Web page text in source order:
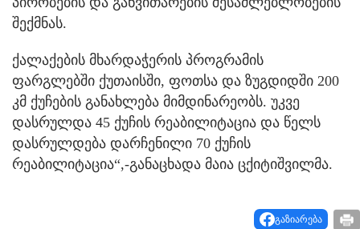
შექმნას.
ქალაქების მხარდაჭერის პროგრამის
ფარგლებში ქუთაისში, ფოთსა და ზუგდიდში 200
კმ ქუჩების განახლება მიმდინარეობს. უკვე
დასრულდა 45 ქუჩის რეაბილიტაცია და წელს
დასრულდება დარჩენილი 70 ქუჩის
რეაბილიტაცია“,-განაცხადა მაია ცქიტიშვილმა.
გაზიარება